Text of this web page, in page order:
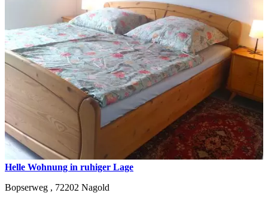
Helle Wohnung in ruhiger Lage
Bopserweg , 72202 Nagold